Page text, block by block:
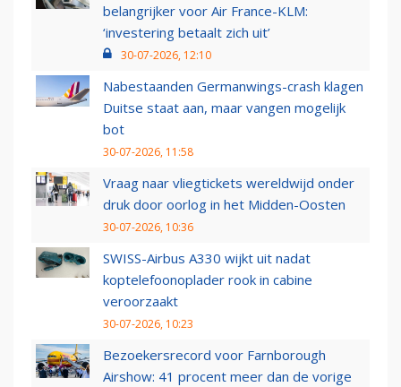
belangrijker voor Air France-KLM:
‘investering betaalt zich uit’
30-07-2026, 12:10
Nabestaanden Germanwings-crash klagen
Duitse staat aan, maar vangen mogelijk
bot
30-07-2026, 11:58
Vraag naar vliegtickets wereldwijd onder
druk door oorlog in het Midden-Oosten
30-07-2026, 10:36
SWISS-Airbus A330 wijkt uit nadat
koptelefoonoplader rook in cabine
veroorzaakt
30-07-2026, 10:23
Bezoekersrecord voor Farnborough
Airshow: 41 procent meer dan de vorige